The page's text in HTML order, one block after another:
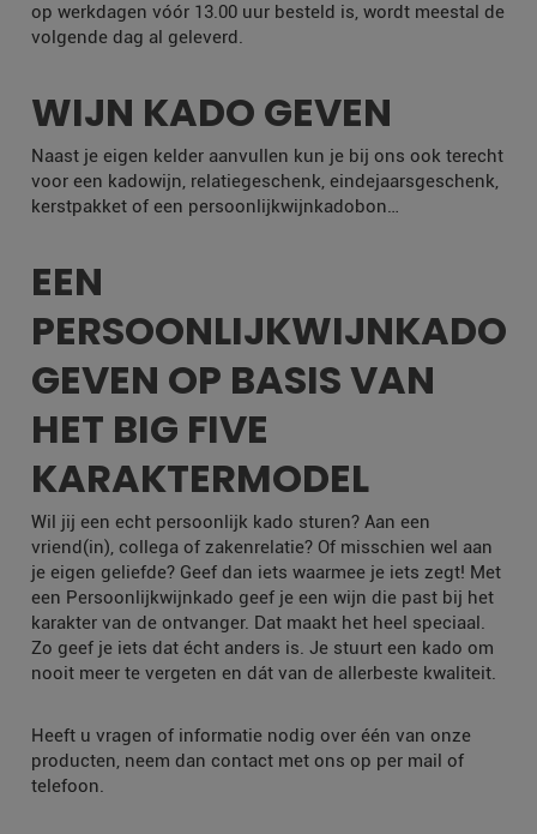
op werkdagen vóór 13.00 uur besteld is, wordt meestal de
volgende dag al geleverd.
WIJN KADO GEVEN
Naast je eigen kelder aanvullen kun je bij ons ook terecht
voor een kadowijn, relatiegeschenk, eindejaarsgeschenk,
kerstpakket of een persoonlijkwijnkadobon…
EEN
PERSOONLIJKWIJNKADO
GEVEN OP BASIS VAN
HET BIG FIVE
KARAKTERMODEL
Wil jij een echt persoonlijk kado sturen? Aan een
vriend(in), collega of zakenrelatie? Of misschien wel aan
je eigen geliefde? Geef dan iets waarmee je iets zegt! Met
een Persoonlijkwijnkado geef je een wijn die past bij het
karakter van de ontvanger. Dat maakt het heel speciaal.
Zo geef je iets dat écht anders is. Je stuurt een kado om
nooit meer te vergeten en dát van de allerbeste kwaliteit.
Heeft u vragen of informatie nodig over één van onze
producten, neem dan contact met ons op per mail of
telefoon.